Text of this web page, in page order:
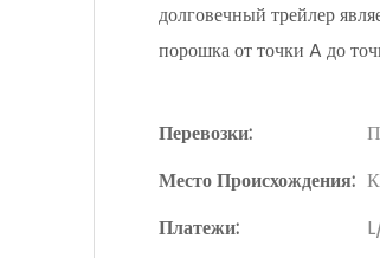
долговечный трейлер
порошка от точки A до
Перевозки:
Место Происхождения:
Платежи: